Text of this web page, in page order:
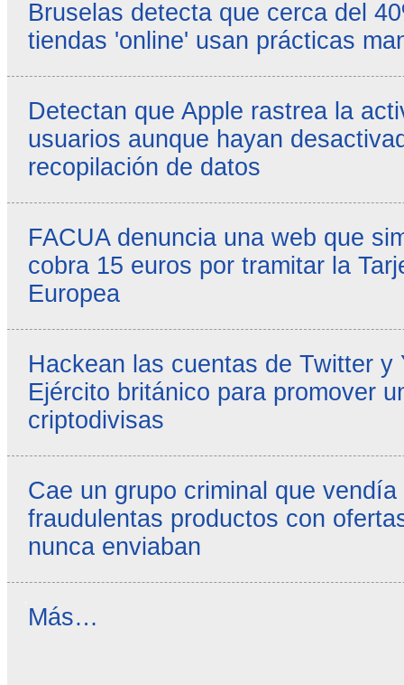
Bruselas detecta que cerca del
tiendas 'online' usan prácticas
Detectan que Apple rastrea la
usuarios aunque hayan
recopilación de datos
FACUA denuncia una web que
cobra 15 euros por tramitar la
Europea
Hackean las cuentas de Twitter y
Ejército británico para promover
criptodivisas
Cae un grupo criminal que
fraudulentas productos con
nunca enviaban
Reseñas
Más…